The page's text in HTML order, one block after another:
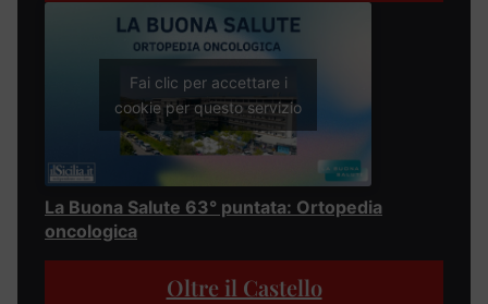
Fai clic per accettare i
cookie per questo servizio
La Buona Salute 63° puntata: Ortopedia
oncologica
Oltre il Castello